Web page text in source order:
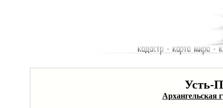
Усть-
Архангельская